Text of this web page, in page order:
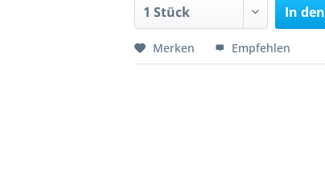
In den
Merken Empfehlen